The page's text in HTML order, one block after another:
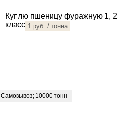
Куплю пшеницу фуражную 1, 2
класс 1 руб. / тонна
Самовывоз; 10000 тонн